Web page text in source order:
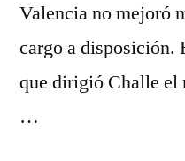
Valencia no mejoró
cargo a disposición.
que dirigió Challe el
…